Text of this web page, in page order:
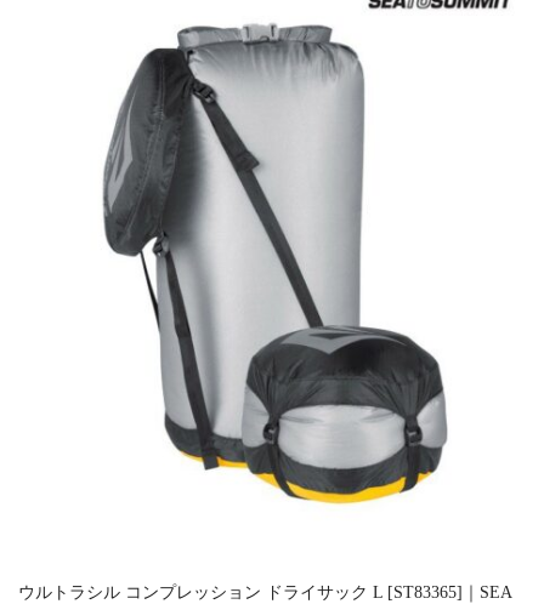
ウルトラシル コンプレッション ドライサック L [ST83365]｜SEA